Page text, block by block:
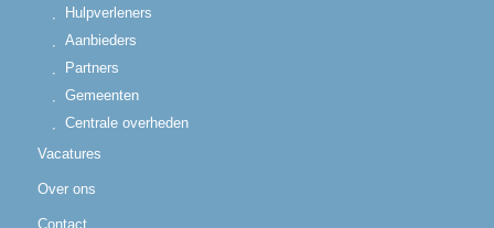
Hulpverleners
Aanbieders
Partners
Gemeenten
Centrale overheden
Vacatures
Over ons
Contact